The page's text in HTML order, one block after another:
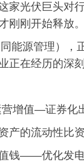
家光伏巨头对
刚刚开始释放
能源管理）
正在经历的深
增值—证券
产的流动性比
钱——优化发